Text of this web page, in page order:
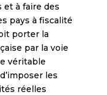
à faire des
pays à fiscalité
porter la
par la voie
véritable
les
réelles